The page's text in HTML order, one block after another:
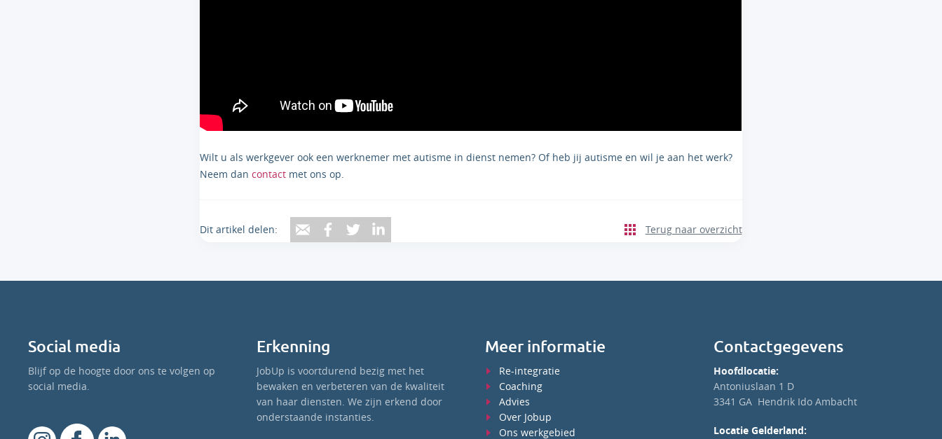
Wilt u als werkgever ook een werknemer met autisme in dienst nemen? Of heb jij autisme en wil je aan het werk?
Neem dancontact met ons op.
Dit artikel delen: Terug naar overzicht
Social media
Blijf op de hoogte door ons te volgen op
social media.
Erkenning
JobUp is voortdurend bezig met het
bewaken en verbeteren van de kwaliteit
van haar diensten. We zijn erkend door
onderstaande instanties.
Meer informatie
Re-integratie
Coaching
Advies
Over Jobup
Ons werkgebied
Contactgegevens
Hoofdlocatie:
Antoniuslaan 1 D
3341 GA Hendrik Ido Ambacht
Locatie Gelderland: